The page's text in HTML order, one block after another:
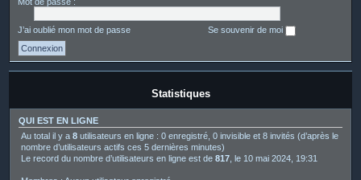
J’ai oublié mon mot de passe Se souvenir de moi
Statistiques
QUI EST EN LIGNE
Au total il y a 8 utilisateurs en ligne : 0 enregistré, 0 invisible et 8 invités (d’après le
nombre d’utilisateurs actifs ces 5 dernières minutes)
Le record du nombre d’utilisateurs en ligne est de 817 , le 10 mai 2024, 19:31